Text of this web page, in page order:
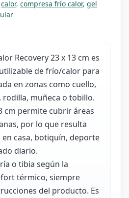
calor, compresa frío calor, gel
Recovery 23 x 13 cm es
de frío/calor para
en zonas como cuello,
rodilla, muñeca o tobillo.
cm permite cubrir áreas
por lo que resulta
casa, botiquín, deporte
diario.
o tibia según la
térmico, siempre
del producto. Es